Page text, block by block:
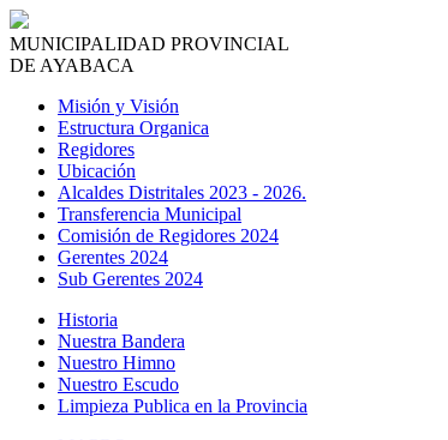
MUNICIPALIDAD PROVINCIAL
DE AYABACA
Misión y Visión
Estructura Organica
Regidores
Ubicación
Alcaldes Distritales 2023 - 2026.
Transferencia Municipal
Comisión de Regidores 2024
Gerentes 2024
Sub Gerentes 2024
Historia
Nuestra Bandera
Nuestro Himno
Nuestro Escudo
Limpieza Publica en la Provincia